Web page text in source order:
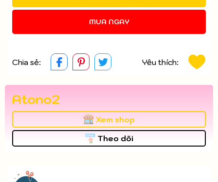
MUA NGAY
Chia sẻ: Yêu thích:
Atono2
Xem shop
Theo dõi